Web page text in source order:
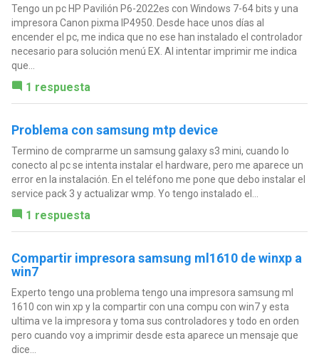
Tengo un pc HP Pavilión P6-2022es con Windows 7-64 bits y una
impresora Canon pixma IP4950. Desde hace unos días al
encender el pc, me indica que no ese han instalado el controlador
necesario para solución menú EX. Al intentar imprimir me indica
que...
1 respuesta
Problema con samsung mtp device
Termino de comprarme un samsung galaxy s3 mini, cuando lo
conecto al pc se intenta instalar el hardware, pero me aparece un
error en la instalación. En el teléfono me pone que debo instalar el
service pack 3 y actualizar wmp. Yo tengo instalado el...
1 respuesta
Compartir impresora samsung ml1610 de winxp a
win7
Experto tengo una problema tengo una impresora samsung ml
1610 con win xp y la compartir con una compu con win7 y esta
ultima ve la impresora y toma sus controladores y todo en orden
pero cuando voy a imprimir desde esta aparece un mensaje que
dice...